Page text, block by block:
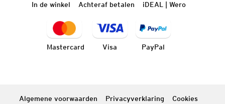
In de winkel Achteraf betalen iDEAL | Wero
Mastercard Visa PayPal
Algemene voorwaarden Privacyverklaring
Cookies